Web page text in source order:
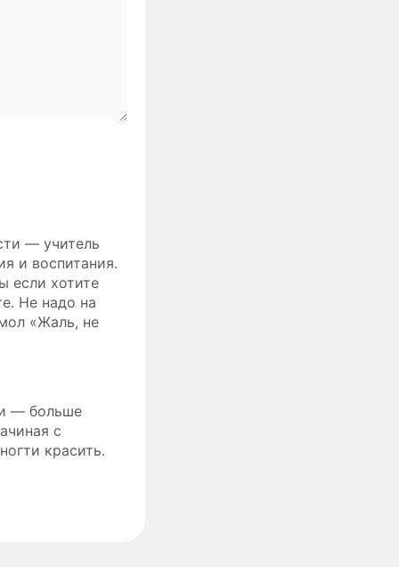
— учитель
и воспитания.
если хотите
Не надо на
«Жаль, не
— больше
с
красить.